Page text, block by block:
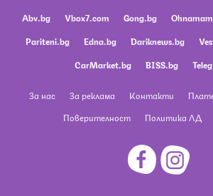
Abv.bg Vbox7.com Gong.bg
Pariteni.bg
Edna.bg Dariknews.bg
CarMarket.bg
BISS.bg
За нас За реклама Контакти
Поверителност
Политика ЛД